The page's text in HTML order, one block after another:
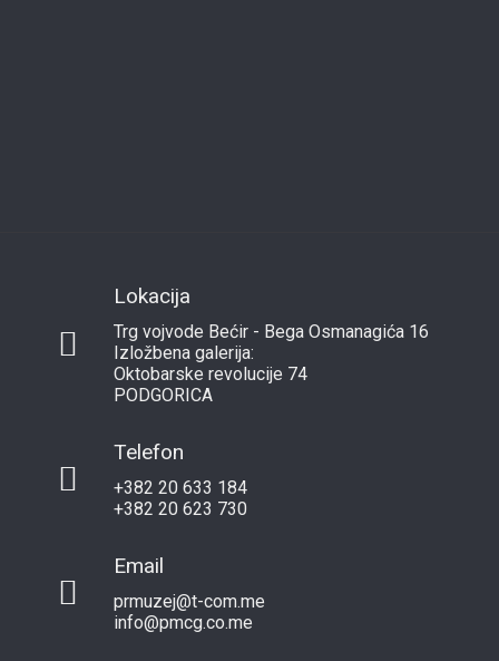
Lokacija
Trg vojvode Bećir - Bega Osmanagića 16
Izložbena galerija:
Oktobarske revolucije 74
PODGORICA
Telefon
+382 20 633 184
+382 20 623 730
Email
prmuzej@t-com.me
info@pmcg.co.me